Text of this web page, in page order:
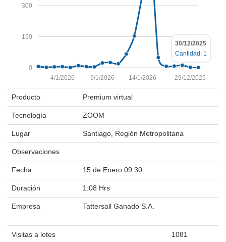
0
150
300
29/12/2025
14/1/2026
9/1/2026
4/1/2026
30/12/2025
Cantidad: 1
Producto Premium virtual
Tecnología ZOOM
Lugar Santiago, Región Metropolitana
Observaciones
Fecha 15 de Enero 09:30
Duración 1:08 Hrs
Empresa Tattersall Ganado S.A.
Visitas a lotes 1081